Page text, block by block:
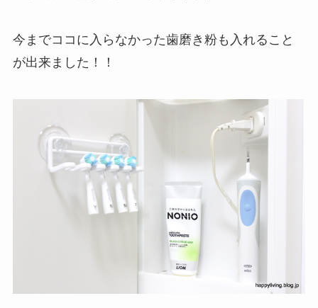
今までココに入らなかった歯磨き粉も入れること
が出来ました！！